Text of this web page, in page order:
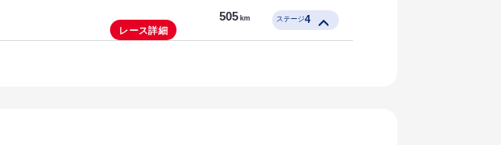
レース詳細
505 km ステージ4